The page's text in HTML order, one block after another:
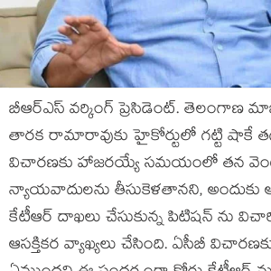
బీఆర్ఎస్ వర్కింగ్ ప్రెసిడెంట్. తెలంగాణ మాజీ
తారక రామారావుకు హైకోర్టులో గట్టి షాకే
విచారణకు హాజరయ్యే సమయంలో తన
న్యాయవాదులను తీసుకెళతానని, అందుకు
కేటీఆర్ దాఖలు చేసుకున్న పిటిషన్ ను
ఆసక్తికర వ్యాఖ్యలు చేసింది. ఏసీబీ